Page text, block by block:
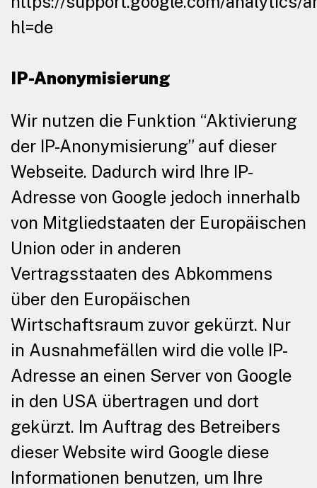
hl=de
IP-Anonymisierung
Wir nutzen die Funktion “Aktivierung
der IP-Anonymisierung” auf dieser
Webseite. Dadurch wird Ihre IP-
Adresse von Google jedoch innerhalb
von Mitgliedstaaten der Europäischen
Union oder in anderen
Vertragsstaaten des Abkommens
über den Europäischen
Wirtschaftsraum zuvor gekürzt. Nur
in Ausnahmefällen wird die volle IP-
Adresse an einen Server von Google
in den USA übertragen und dort
gekürzt. Im Auftrag des Betreibers
dieser Website wird Google diese
Informationen benutzen, um Ihre